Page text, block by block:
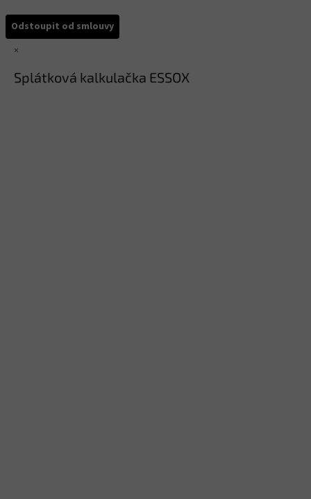
Odstoupit od smlouvy
×
Splátková kalkulačka ESSOX